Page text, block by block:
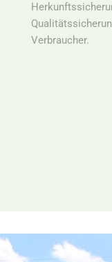
Verbraucher.